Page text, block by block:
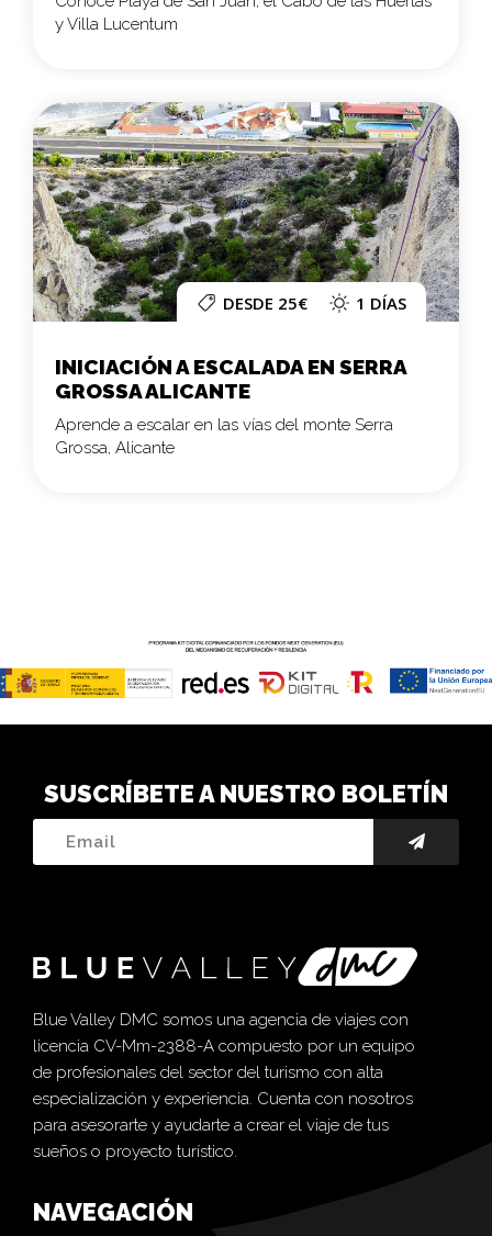
y Villa Lucentum
DESDE 25€ 1 DÍAS
INICIACIÓN A ESCALADA EN SERRA
GROSSA ALICANTE
Aprende a escalar en las vías del monte Serra
Grossa, Alicante
SUSCRÍBETE A NUESTRO BOLETÍN
Blue Valley DMC somos una agencia de viajes con
licencia CV-Mm-2388-A compuesto por un equipo
de profesionales del sector del turismo con alta
especialización y experiencia. Cuenta con nosotros
para asesorarte y ayudarte a crear el viaje de tus
sueños o proyecto turístico.
NAVEGACIÓN